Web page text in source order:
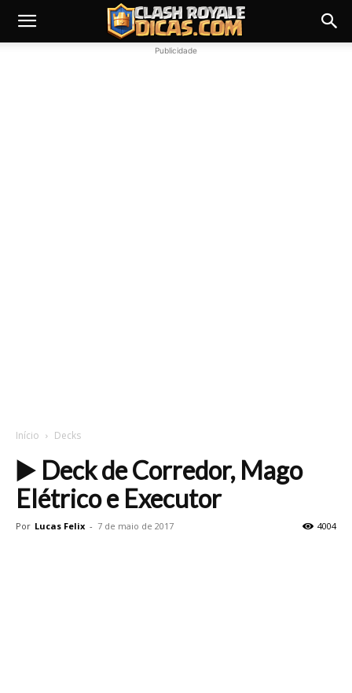
Publicidade
Início Decks
▶️ Deck de Corredor, Mago
Elétrico e Executor
Por Lucas Felix - 7 de maio de 2017 4004